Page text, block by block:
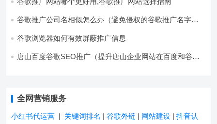
谷歌推广公司名相似怎么办（避免侵权的谷歌推广名字选
谷歌浏览器如何有效屏蔽推广信息
唐山百度谷歌SEO推广（提升唐山企业网站在百度和谷歌
全网营销服务
小红书代运营 | 关键词排名 |谷歌外链 | 网站建设 |抖音认